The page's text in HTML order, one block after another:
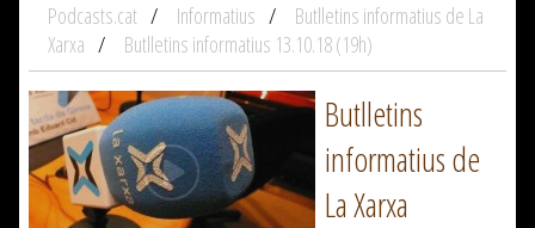
Podcasts.cat Informatius
Butlletins informatius de La
Xarxa
Butlletins informatius 13.10.18 (19h)
Butlletins
informatius de
La Xarxa